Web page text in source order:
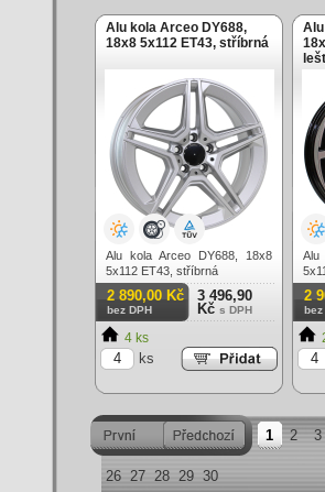
Alu kola Arceo DY688,
18x8 5x112 ET43, stříbrná
Alu kola Arceo DY688, 18x8
5x112 ET43, stříbrná
2 890,00 Kč
bez DPH
3 496,90
Kč s DPH
4 ks
ks
Alu
2
bez
1 2 3
26 27 28 29 30